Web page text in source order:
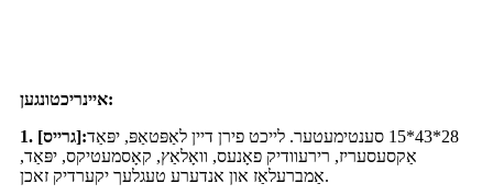
איינריכטונגען:
1. [גרייס]:28*43*15 סענטימעטער. לייכט פירן דיין לאַפּטאַפּ, יפּאַד
אַקסעסעריז, רירעוודיק פאָנעס, וואָלאַץ, קאָסמעטיקס, יפּאַד,
אַמברעלאַז און אנדערע טעגלעך יקערדיק זאכן.